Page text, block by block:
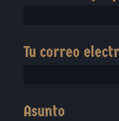
Tu correo
Asunto